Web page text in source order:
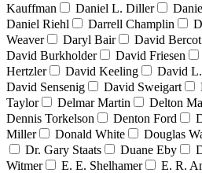
Kauffman
Daniel L. Diller
Daniel Riehl
Darrell Champlin
Weaver
Daryl Bair David Bercot
David Burkholder
David Friesen
Hertzler
David Keeling David
David Sensenig
David Sweigart
Taylor
Delmar Martin Delton
Dennis Torkelson
Denton Ford
Miller
Donald White Douglas
Dr. Gary Staats
Duane Eby
Witmer
E. E. Shelhamer E. R.